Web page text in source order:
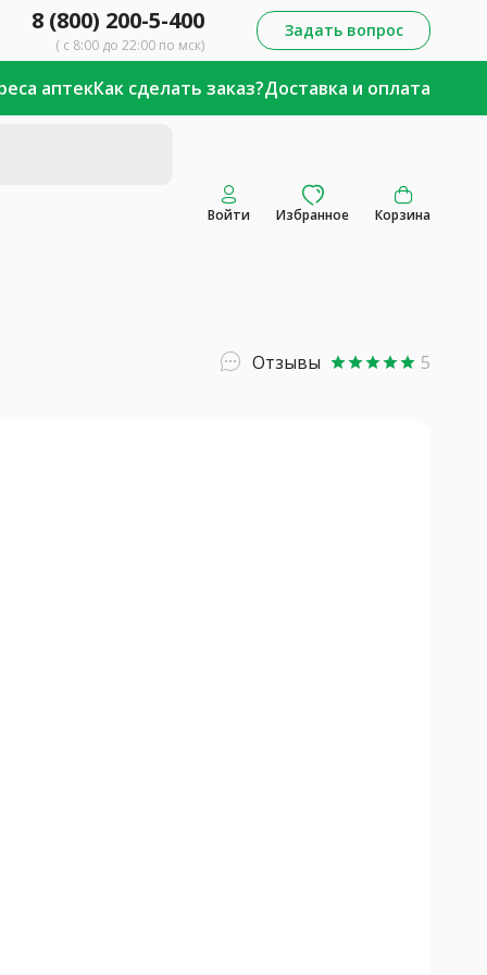
8 (800) 200-5-400
( с 8:00 до 22:00 по мск)
Задать вопрос
аптекКак сделать заказ?Доставка и оплата
Войти Избранное Корзина
Отзывы starstarstarstarstar 5